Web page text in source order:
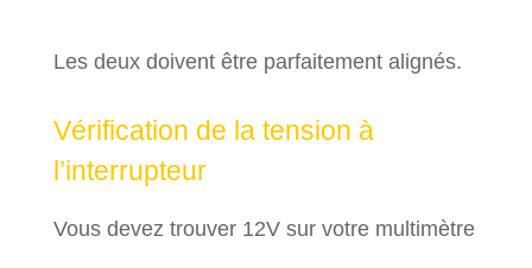
Les deux doivent être parfaitement alignés.
Vérification de la tension à
l’interrupteur
Vous devez trouver 12V sur votre multimètre